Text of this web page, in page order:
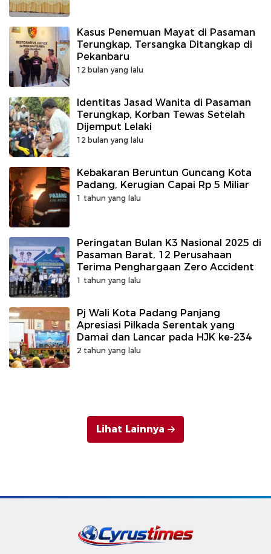
Kasus Penemuan Mayat di Pasaman
Terungkap, Tersangka Ditangkap di
Pekanbaru
12 bulan yang lalu
Identitas Jasad Wanita di Pasaman
Terungkap, Korban Tewas Setelah
Dijemput Lelaki
12 bulan yang lalu
Kebakaran Beruntun Guncang Kota
Padang, Kerugian Capai Rp 5 Miliar
1 tahun yang lalu
Peringatan Bulan K3 Nasional 2025 di
Pasaman Barat, 12 Perusahaan
Terima Penghargaan Zero Accident
1 tahun yang lalu
Pj Wali Kota Padang Panjang
Apresiasi Pilkada Serentak yang
Damai dan Lancar pada HJK ke-234
2 tahun yang lalu
Lihat Lainnya